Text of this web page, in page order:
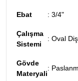
Ebat : 3/4"
Çalışma
Sistemi
: Oval
Gövde
Materyali
: